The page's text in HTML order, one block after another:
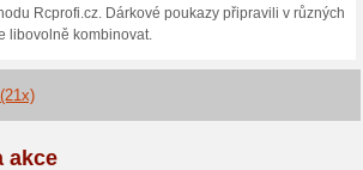
slevy a